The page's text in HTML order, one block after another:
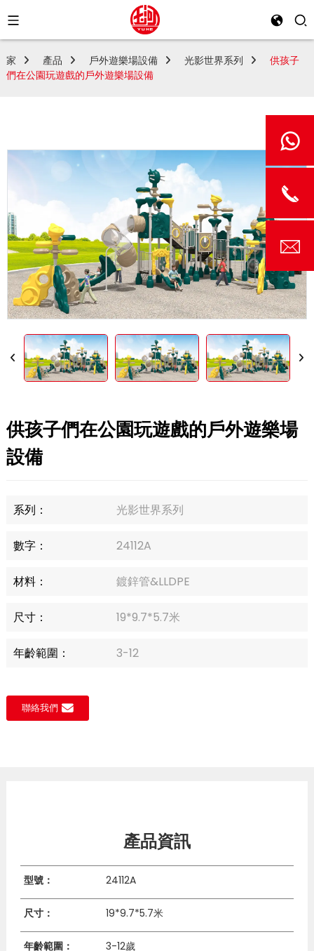
家 產品 戶外遊樂場設備 光影世界系列
供孩子
們在公園玩遊戲的戶外遊樂場設備
供孩子們在公園玩遊戲的戶外遊樂場
設備
系列： 光影世界系列
數字： 24112A
材料： 鍍鋅管&LLDPE
尺寸： 19*9.7*5.7米
年齡範圍： 3-12
聯絡我們
產品資訊
型號： 24112A
尺寸： 19*9.7*5.7米
年齡範圍： 3-12歲